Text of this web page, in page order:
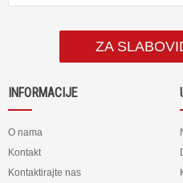
ZA
INFORMACIJE
O nama
Kontakt
Kontaktirajte nas